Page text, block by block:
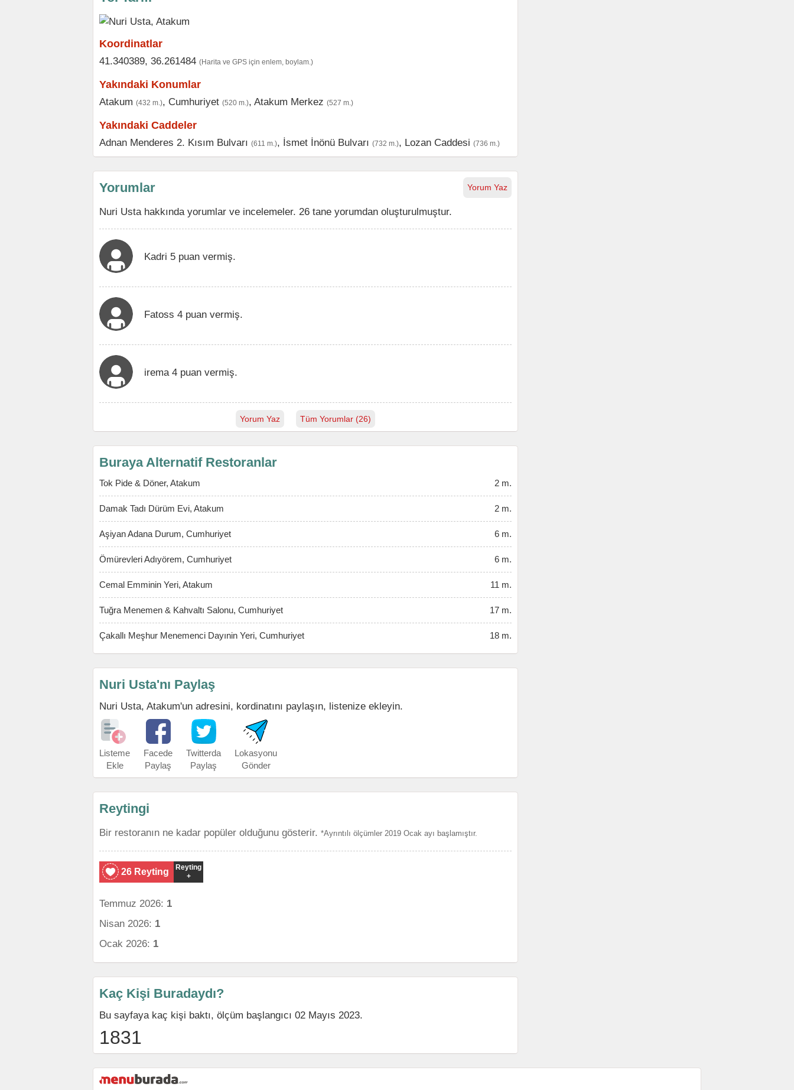
Koordinatlar
41.340389, 36.261484 (Harita ve GPS için enlem, boylam.)
Yakındaki Konumlar
Atakum (432 m.), Cumhuriyet (520 m.), Atakum Merkez (527 m.)
Yakındaki Caddeler
Adnan Menderes 2. Kısım Bulvarı (611 m.), İsmet İnönü Bulvarı (732 m.), Lozan Caddesi (736 m.)
Yorum Yaz
Yorumlar
Nuri Usta hakkında yorumlar ve incelemeler. 26 tane yorumdan oluşturulmuştur.
Kadri 5 puan vermiş.
Fatoss 4 puan vermiş.
irema 4 puan vermiş.
Yorum Yaz Tüm Yorumlar (26)
Buraya Alternatif Restoranlar
Tok Pide & Döner, Atakum 2 m.
Damak Tadı Dürüm Evi, Atakum 2 m.
Aşiyan Adana Durum, Cumhuriyet 6 m.
Ömürevleri Adıyörem, Cumhuriyet 6 m.
Cemal Emminin Yeri, Atakum 11 m.
Tuğra Menemen & Kahvaltı Salonu, Cumhuriyet 17 m.
Çakallı Meşhur Menemenci Dayınin Yeri, Cumhuriyet 18 m.
Nuri Usta'nı Paylaş
Nuri Usta, Atakum'un adresini, kordinatını paylaşın, listenize ekleyin.
Listeme
Ekle
Facede
Paylaş
Twitterda
Paylaş
Lokasyonu
Gönder
Reytingi
Bir restoranın ne kadar popüler olduğunu gösterir. *Ayrıntılı ölçümler 2019 Ocak ayı başlamıştır.
26 Reyting
Reyting
+
Temmuz 2026: 1
Nisan 2026: 1
Ocak 2026: 1
Kaç Kişi Buradaydı?
Bu sayfaya kaç kişi baktı, ölçüm başlangıcı 02 Mayıs 2023.
1831